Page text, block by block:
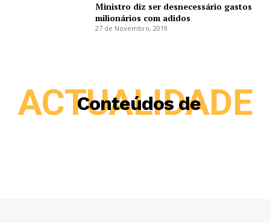
Ministro diz ser desnecessário gastos
milionários com adidos
27 de Novembro, 2019
Conteúdos de
ACTUALIDADE